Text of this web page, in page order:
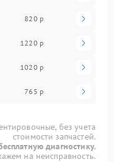
820 р
1220 р
1020 р
765 р
без учета
стоимости запчастей.
диагностику.
на неисправность.